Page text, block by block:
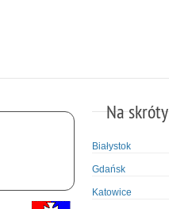
Na skróty
Białystok
Gdańsk
Katowice